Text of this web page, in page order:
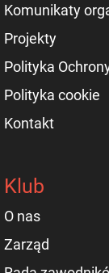
Komunikaty
Projekty
Polityka
Polityka cookie
Kontakt
Klub
O nas
Zarząd